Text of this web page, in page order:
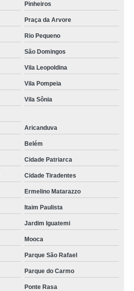
Pinheiros
Praça da Arvore
Rio Pequeno
São Domingos
Vila Leopoldina
Vila Pompeia
Vila Sônia
Aricanduva
Belém
Cidade Patriarca
Cidade Tiradentes
Ermelino Matarazzo
Itaim Paulista
Jardim Iguatemi
Mooca
Parque São Rafael
Parque do Carmo
Ponte Rasa